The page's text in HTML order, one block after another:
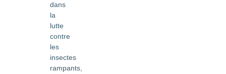
dans
la
lutte
contre
les
insectes
rampants,